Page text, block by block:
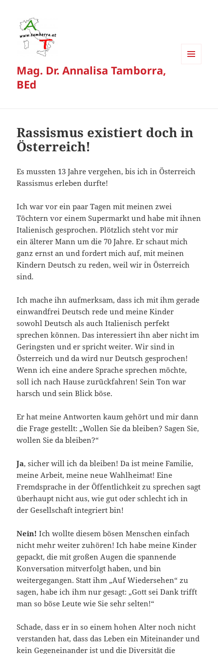
Mag. Dr. Annalisa Tamborra,
BEd
Rassismus existiert doch in
Österreich!
Es mussten 13 Jahre vergehen, bis ich in Österreich
Rassismus erleben durfte!
Ich war vor ein paar Tagen mit meinen zwei
Töchtern vor einem Supermarkt und habe mit ihnen
Italienisch gesprochen. Plötzlich steht vor mir
ein älterer Mann um die 70 Jahre. Er schaut mich
ganz ernst an und fordert mich auf, mit meinen
Kindern Deutsch zu reden, weil wir in Österreich
sind.
Ich mache ihn aufmerksam, dass ich mit ihm gerade
einwandfrei Deutsch rede und meine Kinder
sowohl Deutsch als auch Italienisch perfekt
sprechen können. Das interessiert ihn aber nicht im
Geringsten und er spricht weiter. Wir sind in
Österreich und da wird nur Deutsch gesprochen!
Wenn ich eine andere Sprache sprechen möchte,
soll ich nach Hause zurückfahren! Sein Ton war
harsch und sein Blick böse.
Er hat meine Antworten kaum gehört und mir dann
die Frage gestellt: „Wollen Sie da bleiben? Sagen Sie,
wollen Sie da bleiben?“
Ja, sicher will ich da bleiben! Da ist meine Familie,
meine Arbeit, meine neue Wahlheimat! Eine
Fremdsprache in der Öffentlichkeit zu sprechen sagt
überhaupt nicht aus, wie gut oder schlecht ich in
der Gesellschaft integriert bin!
Nein! Ich wollte diesem bösen Menschen einfach
nicht mehr weiter zuhören! Ich habe meine Kinder
gepackt, die mit großen Augen die spannende
Konversation mitverfolgt haben, und bin
weitergegangen. Statt ihm „Auf Wiedersehen“ zu
sagen, habe ich ihm nur gesagt: „Gott sei Dank trifft
man so böse Leute wie Sie sehr selten!“
Schade, dass er in so einem hohen Alter noch nicht
verstanden hat, dass das Leben ein Miteinander und
kein Gegeneinander ist und die Diversität die